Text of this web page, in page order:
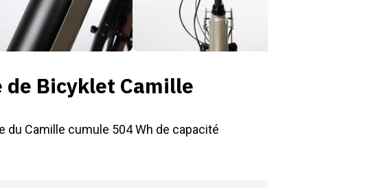
Bicyklet Camille
du Camille cumule 504 Wh de capacité